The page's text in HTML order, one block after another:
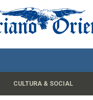
CULTURA & SOCIAL